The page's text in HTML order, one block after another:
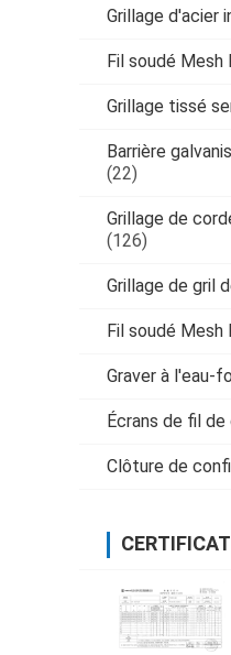
Grillage d'acier
Fil soudé Mesh
Grillage tissé
Barrière
(22)
Grillage de
(126)
Grillage de gril
Fil soudé Mesh
Graver à l'eau-
Écrans de fil de
Clôture de
CERTIFICAT